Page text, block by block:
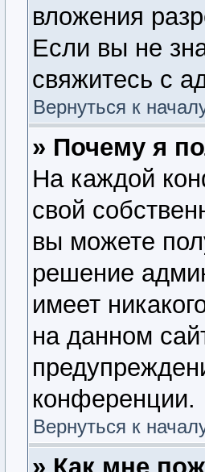
вложения
Если вы не
свяжитесь с
Вернуться к
» Почему я
На каждой
свой
вы можете
решение
имеет
на данном
конференции.
Вернуться к